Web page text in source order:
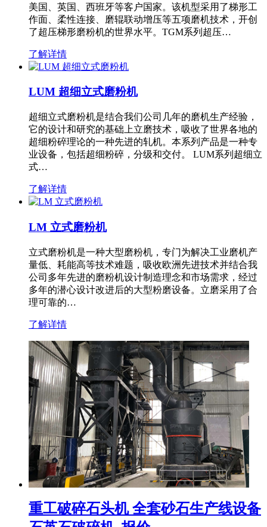
美国、英国、西班牙等客户国家。该机型采用了梯形工
作面、柔性连接、磨辊联动增压等五项磨机技术，开创
了超压梯形磨粉机的世界水平。TGM系列超压…
了解详情
LUM 超细立式磨粉机
超细立式磨粉机是结合我们公司几年的磨机生产经验，
它的设计和研究的基础上立磨技术，吸收了世界各地的
超细粉碎理论的一种先进的轧机。本系列产品是一种专
业设备，包括超细粉碎，分级和交付。 LUM系列超细立
式…
了解详情
LM 立式磨粉机
立式磨粉机是一种大型磨粉机，专门为解决工业磨机产
量低、耗能高等技术难题，吸收欧洲先进技术并结合我
公司多年先进的磨粉机设计制造理念和市场需求，经过
多年的潜心设计改进后的大型粉磨设备。立磨采用了合
理可靠的…
了解详情
重工破碎石头机 全套砂石生产线设备